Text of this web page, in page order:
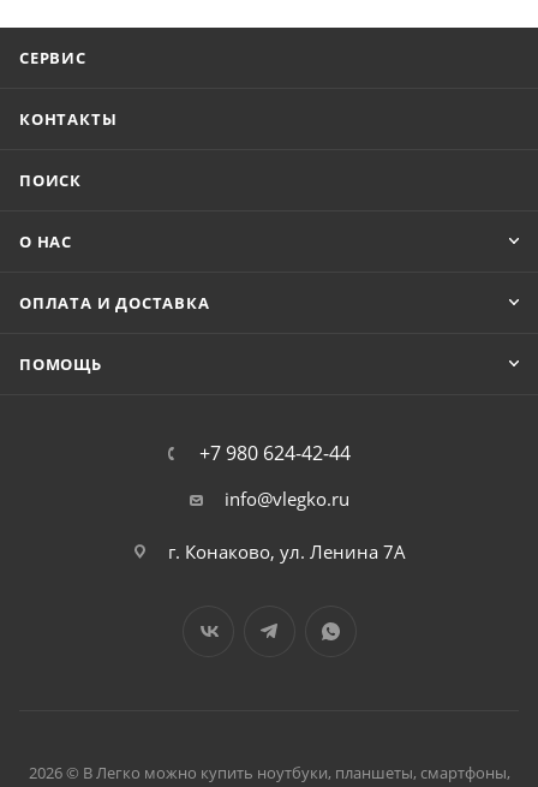
СЕРВИС
КОНТАКТЫ
ПОИСК
О НАС
ОПЛАТА И ДОСТАВКА
ПОМОЩЬ
+7 980 624-42-44
info@vlegko.ru
г. Конаково, ул. Ленина 7А
2026 © В Легко можно купить ноутбуки, планшеты, смартфоны,